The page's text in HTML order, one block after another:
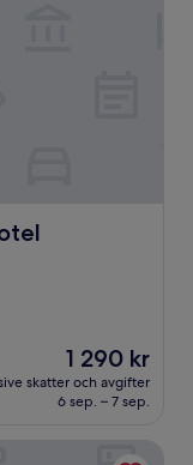
Priset
är
1 290 kr
1 290 kr
skatter och avgifter
6 sep. – 7 sep.